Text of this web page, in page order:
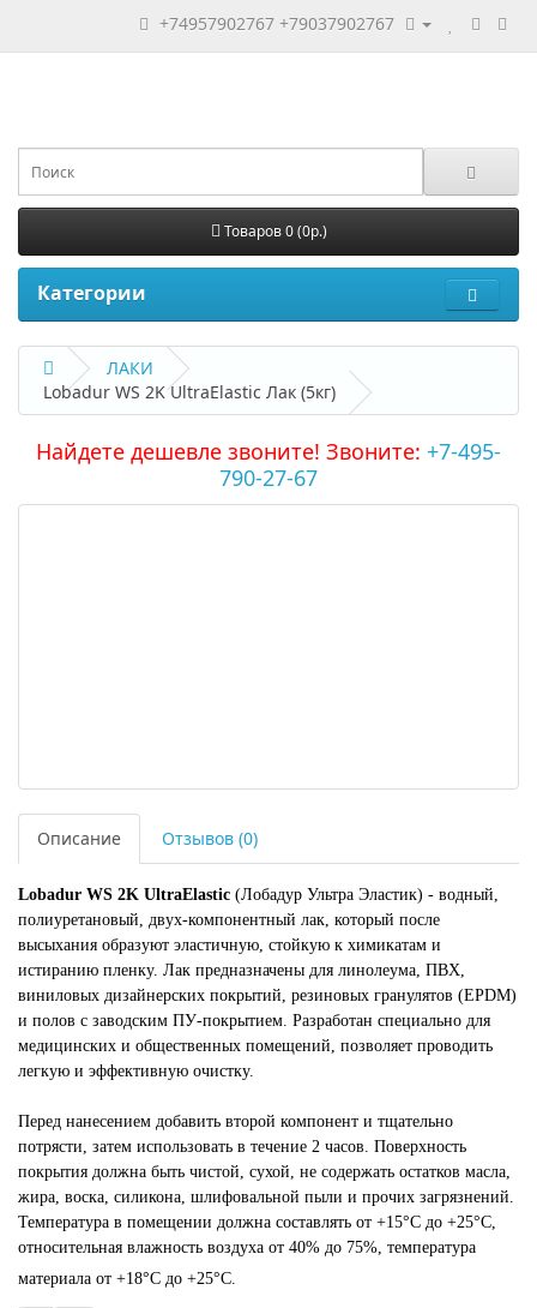
+74957902767 +79037902767
Товаров 0 (0р.)
Категории
ЛАКИ
Lobadur WS 2K UltraElastic Лак (5кг)
Найдете дешевле звоните! Звоните: +7-495-
790-27-67
Описание Отзывов (0)
Lobadur WS 2K UltraElastic (Лобадур Ультра Эластик) - водный,
полиуретановый, двух-компонентный лак, который после
высыхания образуют эластичную, стойкую к химикатам и
истиранию пленку. Лак предназначены для линолеума, ПВХ,
виниловых дизайнерских покрытий, резиновых гранулятов (EPDM)
и полов с заводским ПУ-покрытием. Разработан специально для
медицинских и общественных помещений, позволяет проводить
легкую и эффективную очистку.
Перед нанесением добавить второй компонент и тщательно
потрясти, затем использовать в течение 2 часов. Поверхность
покрытия должна быть чистой, сухой, не содержать остатков масла,
жира, воска, силикона, шлифовальной пыли и прочих загрязнений.
Температура в помещении должна составлять от +15°C до +25°C,
относительная влажность воздуха от 40% до 75%, температура
материала от +18°C до +25°C.